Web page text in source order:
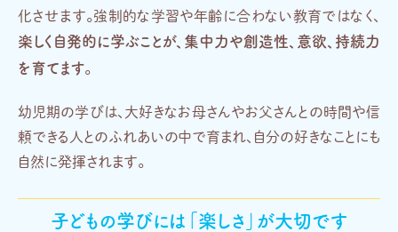
化させます。強制的な学習や年齢に合わない教育ではなく、
楽しく自発的に学ぶことが、集中力や創造性、意欲、持続力
を育てます。
幼児期の学びは、大好きなお母さんやお父さんとの時間や信
頼できる人とのふれあいの中で育まれ、自分の好きなことにも
自然に発揮されます。
子どもの学びには「楽しさ」が大切です